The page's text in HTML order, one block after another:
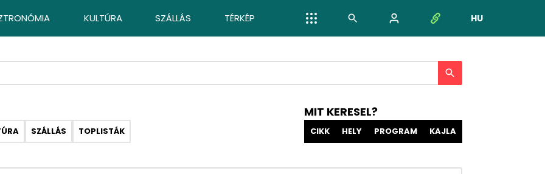
KULTÚRA SZÁLLÁS TÉRKÉP HU
NYELV
SZÁLLÁS TOPLISTÁK
MIT KERESEL?
CIKK HELY PROGRAM KAJLA